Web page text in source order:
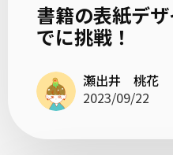
書籍の表紙デ
でに挑戦！
瀬出井 桃花
2023/09/22